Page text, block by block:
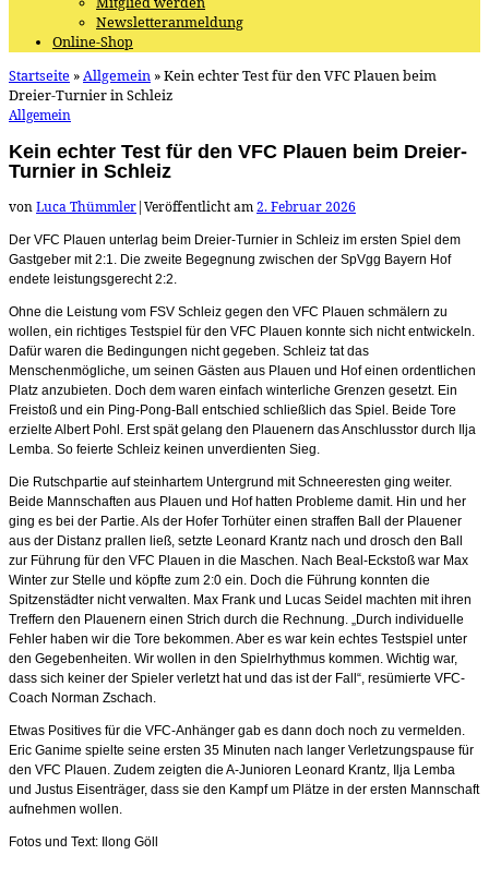
Newsletteranmeldung
Online-Shop
Startseite »Allgemein »Kein echter Test für den VFC Plauen beim
Dreier-Turnier in Schleiz
Allgemein
Kein echter Test für den VFC Plauen beim Dreier-
Turnier in Schleiz
vonLuca Thümmler|Veröffentlicht am2. Februar 2026
Der VFC Plauen unterlag beim Dreier-Turnier in Schleiz im ersten Spiel dem
Gastgeber mit 2:1. Die zweite Begegnung zwischen der SpVgg Bayern Hof
endete leistungsgerecht 2:2.
Ohne die Leistung vom FSV Schleiz gegen den VFC Plauen schmälern zu
wollen, ein richtiges Testspiel für den VFC Plauen konnte sich nicht entwickeln.
Dafür waren die Bedingungen nicht gegeben. Schleiz tat das
Menschenmögliche, um seinen Gästen aus Plauen und Hof einen ordentlichen
Platz anzubieten. Doch dem waren einfach winterliche Grenzen gesetzt. Ein
Freistoß und ein Ping-Pong-Ball entschied schließlich das Spiel. Beide Tore
erzielte Albert Pohl. Erst spät gelang den Plauenern das Anschlusstor durch Ilja
Lemba. So feierte Schleiz keinen unverdienten Sieg.
Die Rutschpartie auf steinhartem Untergrund mit Schneeresten ging weiter.
Beide Mannschaften aus Plauen und Hof hatten Probleme damit. Hin und her
ging es bei der Partie. Als der Hofer Torhüter einen straffen Ball der Plauener
aus der Distanz prallen ließ, setzte Leonard Krantz nach und drosch den Ball
zur Führung für den VFC Plauen in die Maschen. Nach Beal-Eckstoß war Max
Winter zur Stelle und köpfte zum 2:0 ein. Doch die Führung konnten die
Spitzenstädter nicht verwalten. Max Frank und Lucas Seidel machten mit ihren
Treffern den Plauenern einen Strich durch die Rechnung. „Durch individuelle
Fehler haben wir die Tore bekommen. Aber es war kein echtes Testspiel unter
den Gegebenheiten. Wir wollen in den Spielrhythmus kommen. Wichtig war,
dass sich keiner der Spieler verletzt hat und das ist der Fall“, resümierte VFC-
Coach Norman Zschach.
Etwas Positives für die VFC-Anhänger gab es dann doch noch zu vermelden.
Eric Ganime spielte seine ersten 35 Minuten nach langer Verletzungspause für
den VFC Plauen. Zudem zeigten die A-Junioren Leonard Krantz, Ilja Lemba
und Justus Eisenträger, dass sie den Kampf um Plätze in der ersten Mannschaft
aufnehmen wollen.
Fotos und Text: Ilong Göll